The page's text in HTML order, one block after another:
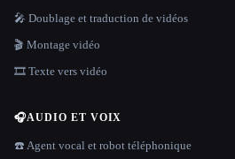
🎤 Doublage et traduction de vidéos
🎬 Montage vidéo
🎞️ Texte vers vidéo
🎧AUDIO ET VOIX
☎️ Agent vocal et robot téléphonique